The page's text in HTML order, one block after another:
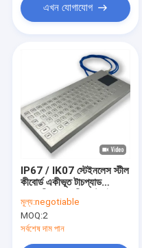
এখন যোগাযোগ
IP67 / IK07 স্টেইনলেস স্টীল
কীবোর্ড একীভূত টাচপ্যাড
ইন্ডাস্ট্রিয়াল মেটাল কীবোর্ড
মাইনিং কীবোর্ড -40°C
মূল্য:negotiable
MOQ:2
সর্বশেষ দাম পান